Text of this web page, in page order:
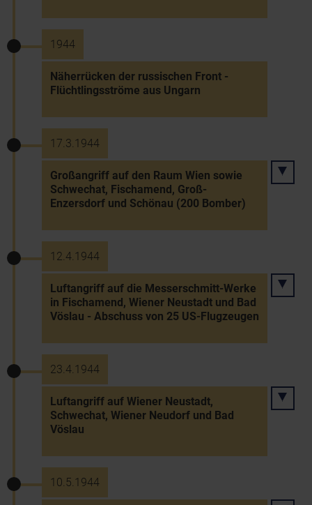
1944
Näherrücken der russischen Front -
Flüchtlingsströme aus Ungarn
17.3.1944
Großangriff auf den Raum Wien sowie
Schwechat, Fischamend, Groß-
Enzersdorf und Schönau (200 Bomber)
12.4.1944
Luftangriff auf die Messerschmitt-Werke
in Fischamend, Wiener Neustadt und Bad
Vöslau - Abschuss von 25 US-Flugzeugen
23.4.1944
Luftangriff auf Wiener Neustadt,
Schwechat, Wiener Neudorf und Bad
Vöslau
10.5.1944